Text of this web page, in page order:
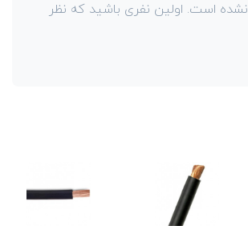
است. اولین نفری باشید که نظر